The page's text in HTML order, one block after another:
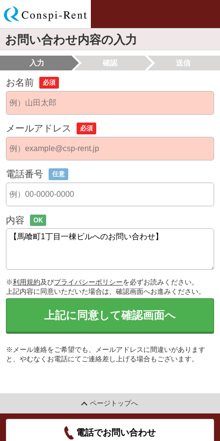
お問い合わせ内容の入力
入力 確認 送信
お名前 必須
メールアドレス 必須
電話番号 任意
内容 OK
※利用規約及びプライバシーポリシーを必ずお読みください。
上記内容に同意いただいた場合は、確認画面へお進みください。
上記に同意して確認画面へ
※メール連絡をご希望でも、メールアドレスに間違いがあります
と、やむなくお電話にてご連絡差し上げる場合もございます。
ページトップへ
電話でお問い合わせ